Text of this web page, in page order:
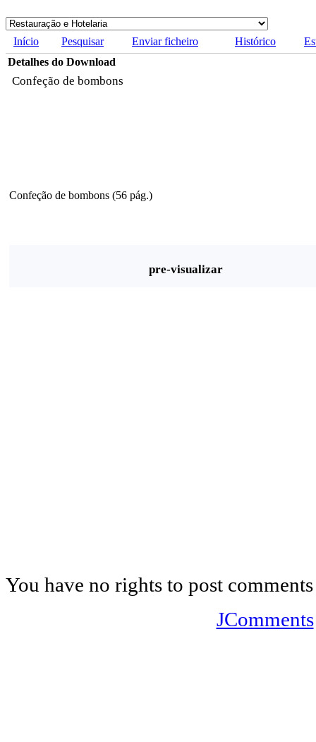
Início Pesquisar Enviar ficheiro Histórico
Detalhes do Download
Confeção de bombons
Confeção de bombons (56 pág.)
pre-visualizar
You have no rights to post comments
JComments